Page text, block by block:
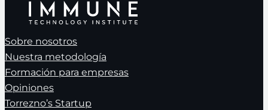
Sobre nosotros
Nuestra metodología
Formación para empresas
Opiniones
Torrezno’s Startup